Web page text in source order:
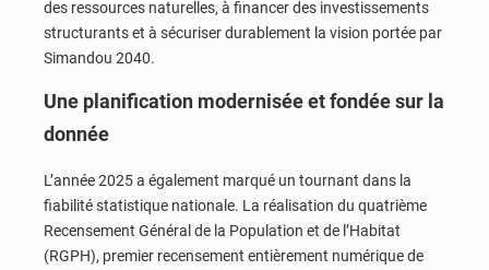
des ressources naturelles, à financer des investissements
structurants et à sécuriser durablement la vision portée par
Simandou 2040.
Une planification modernisée et fondée sur la
donnée
L’année 2025 a également marqué un tournant dans la
fiabilité statistique nationale. La réalisation du quatrième
Recensement Général de la Population et de l’Habitat
(RGPH), premier recensement entièrement numérique de